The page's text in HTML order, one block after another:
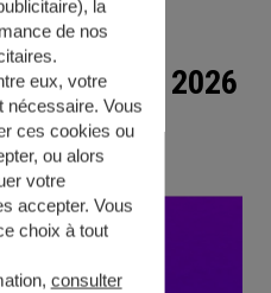
au 30 août 2026
), la
de nos
eux, votre
nécessaire. Vous
ces cookies ou
ou alors
votre
accepter. Vous
choix à tout
consulter